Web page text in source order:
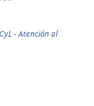
- Atención al